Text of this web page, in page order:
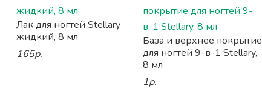
Лак для ногтей Stellary
жидкий, 8 мл
165р.
База и верхнее покрытие
для ногтей 9-в-1 Stellary,
8 мл
1р.